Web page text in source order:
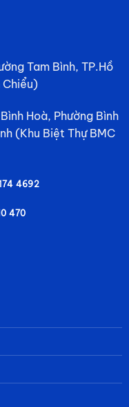
Tam Bình, TP.Hồ
Chiểu)
Hoà, Phường Bình
(Khu Biệt Thự BMC
4692
470